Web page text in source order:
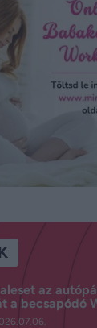
az
a becsapódó